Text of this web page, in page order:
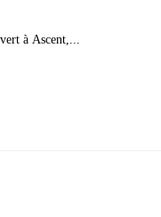
à Ascent,...